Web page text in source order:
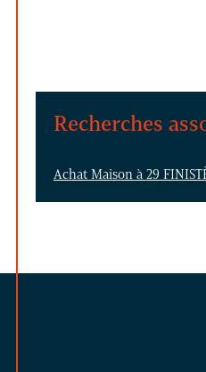
Recherches
Achat Maison à 29